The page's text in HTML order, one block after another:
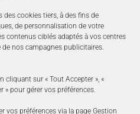
cookies tiers, à des fins de
de personnalisation de votre
contenus ciblés adaptés à vos centres
de nos campagnes publicitaires.
cliquant sur « Tout Accepter », «
» pour gérer vos préférences.
vos préférences via la page Gestion